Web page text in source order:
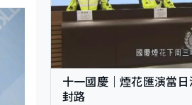
十一國慶｜煙花匯演當
封路